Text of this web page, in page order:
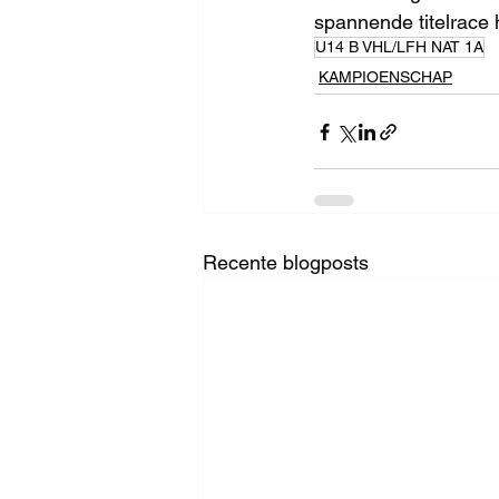
spannende titelrace
U14 B VHL/LFH NAT 1A
KAMPIOENSCHAP
Recente blogposts